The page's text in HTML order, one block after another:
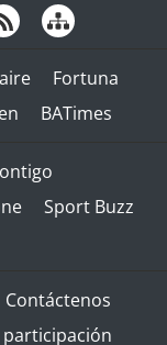
Fortuna
BATimes
Sport Buzz
Contáctenos
participación